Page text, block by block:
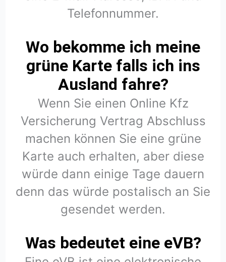
Telefonnummer.
Wo bekomme ich meine
grüne Karte falls ich ins
Ausland fahre?
Wenn Sie einen Online Kfz
Versicherung Vertrag Abschluss
machen können Sie eine grüne
Karte auch erhalten, aber diese
würde dann einige Tage dauern
denn das würde postalisch an Sie
gesendet werden.
Was bedeutet eine eVB?